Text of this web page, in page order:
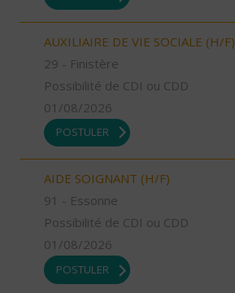
AUXILIAIRE DE VIE SOCIALE (H/F)
29 - Finistère
Possibilité de CDI ou CDD
01/08/2026
POSTULER
AIDE SOIGNANT (H/F)
91 - Essonne
Possibilité de CDI ou CDD
01/08/2026
POSTULER